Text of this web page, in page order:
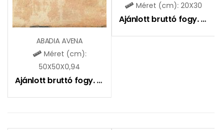
ABADIA AVENA
Méret (cm):
50X50X0,94
Ajánlott bruttó fogy. ár:
Méret (cm): 20X30
Ajánlott bruttó fogy. ár: